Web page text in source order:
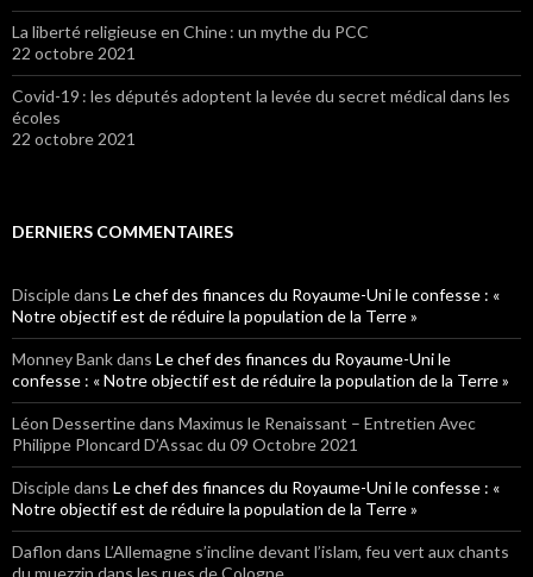
La liberté religieuse en Chine : un mythe du PCC
22 octobre 2021
Covid-19 : les députés adoptent la levée du secret médical dans les
écoles
22 octobre 2021
DERNIERS COMMENTAIRES
Discipledans Le chef des finances du Royaume-Uni le confesse : «
Notre objectif est de réduire la population de la Terre »
Monney Bankdans Le chef des finances du Royaume-Uni le
confesse : « Notre objectif est de réduire la population de la Terre »
Léon Dessertinedans Maximus le Renaissant – Entretien Avec
Philippe Ploncard D’Assac du 09 Octobre 2021
Discipledans Le chef des finances du Royaume-Uni le confesse : «
Notre objectif est de réduire la population de la Terre »
Daflon dans L’Allemagne s’incline devant l’islam, feu vert aux chants
du muezzin dans les rues de Cologne